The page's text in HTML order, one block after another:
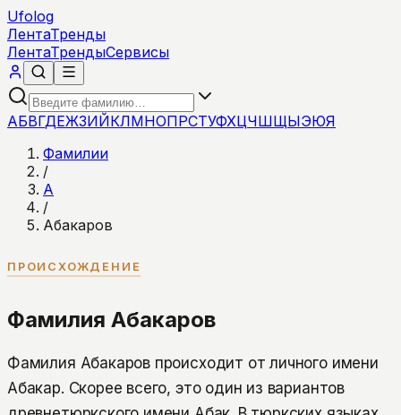
Ufolog
ЛентаТренды
ЛентаТрендыСервисы
АБВГДЕЖЗИЙКЛМНОПРСТУФХЦЧШЩЫЭЮЯ
Фамилии
/
А
/
Абакаров
ПРОИСХОЖДЕНИЕ
Фамилия Абакаров
Фамилия Абакаров происходит от личного имени
Абакар. Скорее всего, это один из вариантов